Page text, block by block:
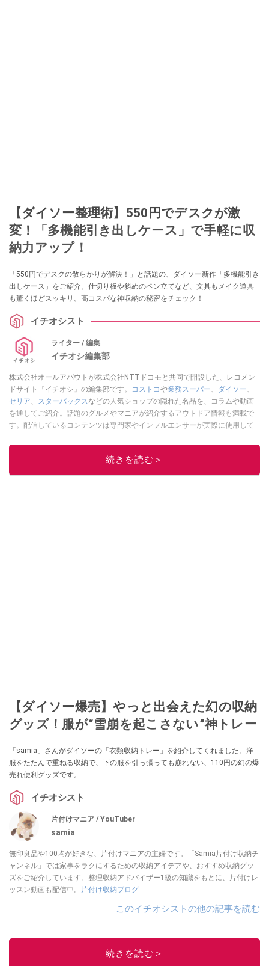
【ダイソー整理術】550円でデスクが激
変！「多機能引き出しケース」で手軽に収
納力アップ！
「550円でデスクの散らかりが解決！」と話題の、ダイソー新作「多機能引き
出しケース」をご紹介。仕切り板や斜めのペン立てなど、文具もメイク道具
も驚くほどスッキリ。高コスパな神収納の秘密をチェック！
イチオシスト
ライター / 編集
イチオシ編集部
株式会社オールアバウトが株式会社NTTドコモと共同で開設した、レコメン
ドサイト『イチオシ』の編集部です。
コストコや業務スーパー、 ダイソー、
セリア、 スターバックスなどの人気ショップの隠れた名品を、コラムや動画
を通してご紹介。話題のグルメやマニアが紹介するアウトドア情報も満載で
す。配信しているコンテンツは専門家やインフルエンサーが実際に使用して
ニュースでフォロー
続きを読む＞
【ダイソー爆売】やっと出会えた幻の収納
グッズ！服が“雪崩を起こさない”神トレー
「samia」さんがダイソーの「衣類収納トレー」を紹介してくれました。洋
服をたたんで重ねる収納で、下の服を引っ張っても崩れない、110円の幻の爆
売れ便利グッズです。
イチオシスト
片付けマニア / YouTuber
samia
無印良品や100均が好きな、片付けマニアの主婦です。「Samia片付け収納チ
ャンネル」では家事をラクにするための収納アイデアや、おすすめ収納グッ
ズをご紹介しています。整理収納アドバイザー1級の知識をもとに、片付けレ
ッスン動画も配信中。
片付け収納ブログ
このイチオシストの他の記事を読む
続きを読む＞